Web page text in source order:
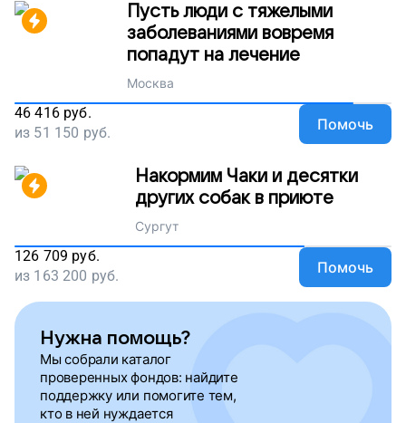
Пусть люди с тяжелыми
заболеваниями вовремя
попадут на лечение
Москва
46 416 руб.
из 51 150 руб. Помочь
Накормим Чаки и десятки
других собак в приюте
Сургут
126 709 руб.
из 163 200 руб. Помочь
Нужна помощь?
Мы собрали каталог
проверенных фондов: найдите
поддержку или помогите тем,
кто в ней нуждается